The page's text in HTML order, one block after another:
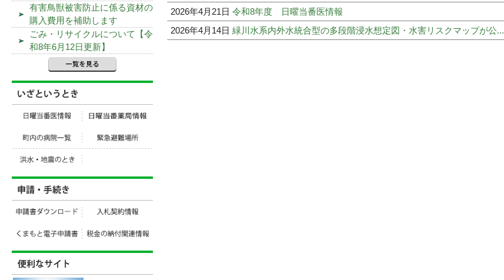
2026年4月21日 令和8年度 日曜当番医情報
2026年4月14日 緑川水系内外水統合型の多段階浸水想定図・水害リスクマップが公...
有害鳥獣被害防止に係る資材の
購入費用を補助します
ごみ・リサイクルについて【令
和8年6月12日更新】